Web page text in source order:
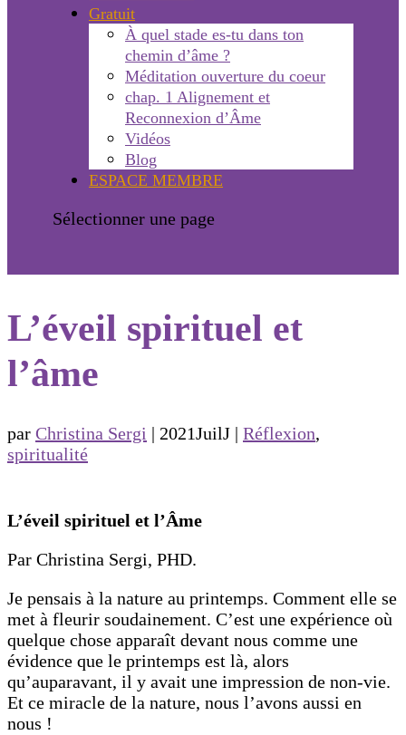
Gratuit
À quel stade es-tu dans ton
chemin d’âme ?
Méditation ouverture du coeur
chap. 1 Alignement et
Reconnexion d’Âme
Vidéos
Blog
ESPACE MEMBRE
Sélectionner une page
L’éveil spirituel et
l’âme
par Christina Sergi | 2021JuilJ | Réflexion,
spiritualité
L’éveil spirituel et l’Âme
Par Christina Sergi, PHD.
Je pensais à la nature au printemps. Comment elle se
met à fleurir soudainement. C’est une expérience où
quelque chose apparaît devant nous comme une
évidence que le printemps est là, alors
qu’auparavant, il y avait une impression de non-vie.
Et ce miracle de la nature, nous l’avons aussi en
nous !